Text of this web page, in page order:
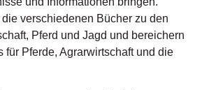
verschiedenen Bücher zu den
Pferd und Jagd und bereichern
für Pferde, Agrarwirtschaft und die